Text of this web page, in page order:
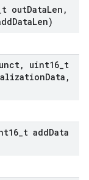
t outDataLen ,
DataLen)
, uint16 t
Data ,
t addData